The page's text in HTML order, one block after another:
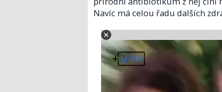
Navíc má celou řadu dalších